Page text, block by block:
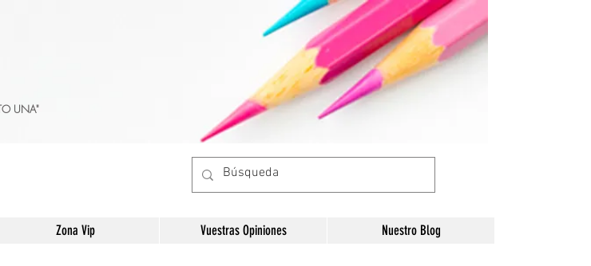
UNA"
Zona Vip Vuestras Opiniones Nuestro Blog